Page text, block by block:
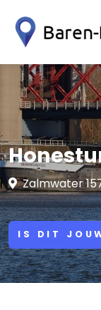
Zalmwater
IS DIT